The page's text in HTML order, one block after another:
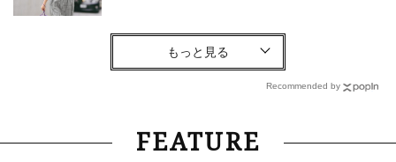
Fashion
今夏は40代の【ワイドパンツコーデ】を更新！
体型キレイ見え＆女っぽく〈4選〉
Fashion 2026.2.2
「今年の黒パンツ」は超優秀。ヤセ見えも垢抜け
Recommended by
FEATURE